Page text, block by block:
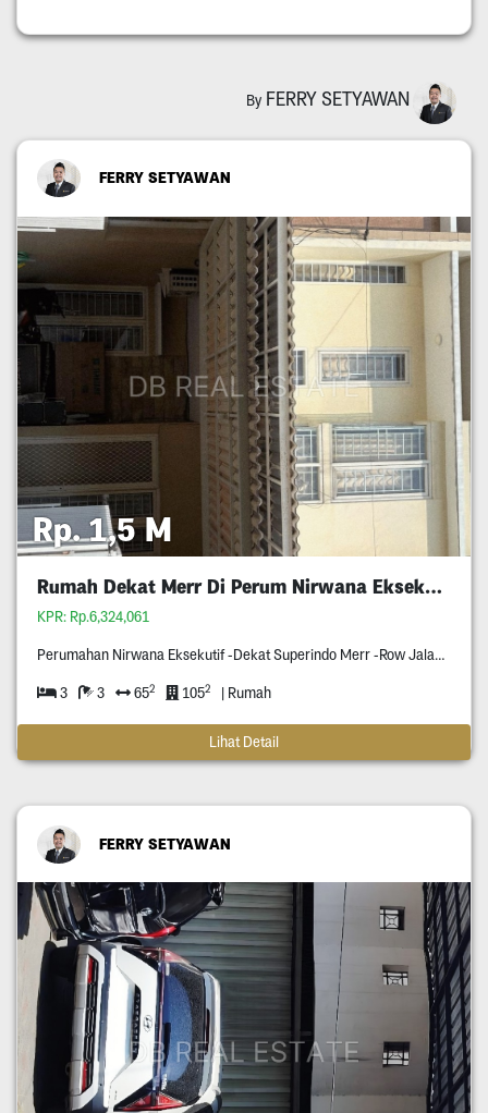
By FERRY SETYAWAN
FERRY SETYAWAN
Rp. 1,5 M
Rumah Dekat Merr Di Perum Nirwana Eksekutif
KPR: Rp.6,324,061
Perumahan Nirwana Eksekutif -Dekat Superindo Merr -Row Jalan Tiga Mobil -Rumahnya Di Blok Terdepan Perumahan Nirwana Eksekutif -Rumahnya Bangunan Tahun Dua Ribu Delapan Belas -Pagar Otomatis Pakai Remote -Surat Shm -Hadap Timur
3 3 652 1052 | Rumah
Lihat Detail
FERRY SETYAWAN